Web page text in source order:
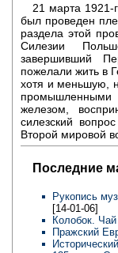
21 марта 1921-
был проведен
раздела этой
Силезии
завершивший
пожелали жить в
хотя и меньшую,
промышленными
железом,
силезский
Второй мировой
Последние
Рукопись
[14-01-06]
Колобок.
Пражский